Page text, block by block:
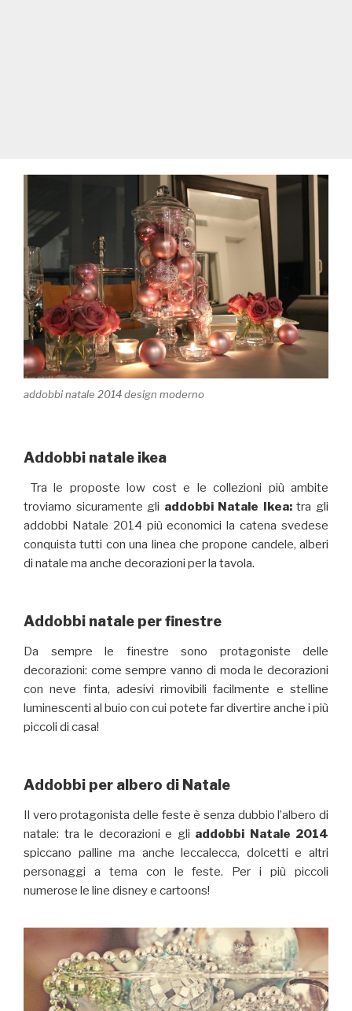
addobbi natale 2014 design moderno
Addobbi natale ikea
Tra le proposte low cost e le collezioni più ambite
troviamo sicuramente gli addobbi Natale Ikea:tra gli
addobbi Natale 2014 più economici la catena svedese
conquista tutti con una linea che propone candele, alberi
di natale ma anche decorazioni per la tavola.
Addobbi natale per finestre
Da sempre le finestre sono protagoniste delle
decorazioni: come sempre vanno di moda le decorazioni
con neve finta, adesivi rimovibili facilmente e stelline
luminescenti al buio con cui potete far divertire anche i più
piccoli di casa!
Addobbi per albero di Natale
Il vero protagonista delle feste è senza dubbio l’albero di
natale: tra le decorazioni e gli addobbi Natale 2014
spiccano palline ma anche leccalecca, dolcetti e altri
personaggi a tema con le feste. Per i più piccoli
numerose le line disney e cartoons!